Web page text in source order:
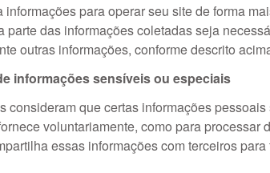
informações para operar seu site de forma
parte das informações coletadas seja
outras informações, conforme descrito
informações sensíveis ou especiais
consideram que certas informações
voluntariamente, como para
essas informações com terceiros